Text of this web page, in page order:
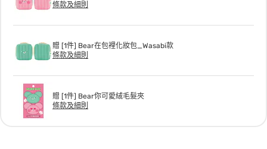
條款及細則
贈 [1件] Bear在包裡化妝包_Wasabi款
條款及細則
贈 [1件] Bear你可愛絨毛髮夾
條款及細則